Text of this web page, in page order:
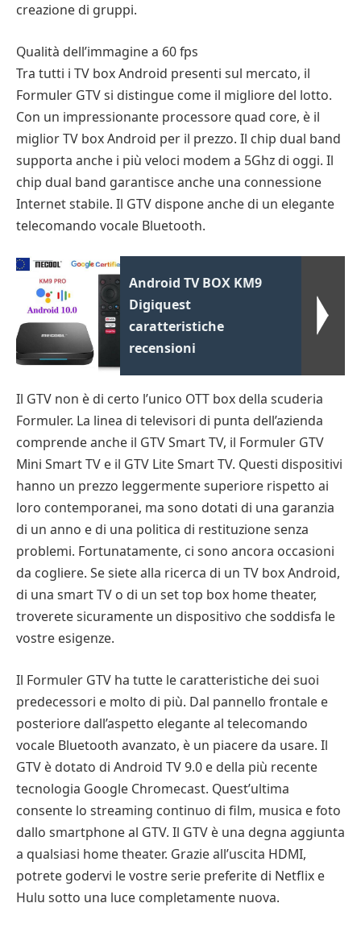
creazione di gruppi.
Qualità dell’immagine a 60 fps
Tra tutti i TV box Android presenti sul mercato, il
Formuler GTV si distingue come il migliore del lotto.
Con un impressionante processore quad core, è il
miglior TV box Android per il prezzo. Il chip dual band
supporta anche i più veloci modem a 5Ghz di oggi. Il
chip dual band garantisce anche una connessione
Internet stabile. Il GTV dispone anche di un elegante
telecomando vocale Bluetooth.
Android TV BOX KM9
Digiquest
caratteristiche
recensioni
Il GTV non è di certo l’unico OTT box della scuderia
Formuler. La linea di televisori di punta dell’azienda
comprende anche il GTV Smart TV, il Formuler GTV
Mini Smart TV e il GTV Lite Smart TV. Questi dispositivi
hanno un prezzo leggermente superiore rispetto ai
loro contemporanei, ma sono dotati di una garanzia
di un anno e di una politica di restituzione senza
problemi. Fortunatamente, ci sono ancora occasioni
da cogliere. Se siete alla ricerca di un TV box Android,
di una smart TV o di un set top box home theater,
troverete sicuramente un dispositivo che soddisfa le
vostre esigenze.
Il Formuler GTV ha tutte le caratteristiche dei suoi
predecessori e molto di più. Dal pannello frontale e
posteriore dall’aspetto elegante al telecomando
vocale Bluetooth avanzato, è un piacere da usare. Il
GTV è dotato di Android TV 9.0 e della più recente
tecnologia Google Chromecast. Quest’ultima
consente lo streaming continuo di film, musica e foto
dallo smartphone al GTV. Il GTV è una degna aggiunta
a qualsiasi home theater. Grazie all’uscita HDMI,
potrete godervi le vostre serie preferite di Netflix e
Hulu sotto una luce completamente nuova.